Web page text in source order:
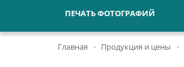
ПЕЧАТЬ ФОТОГРАФИЙ
Главная Продукция и цены